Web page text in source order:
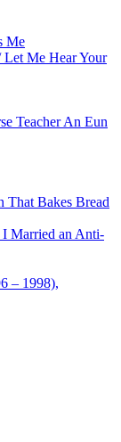
Me
Me Hear Your
Teacher An Eun
Bakes Bread
I Married an Anti-
– 1998),